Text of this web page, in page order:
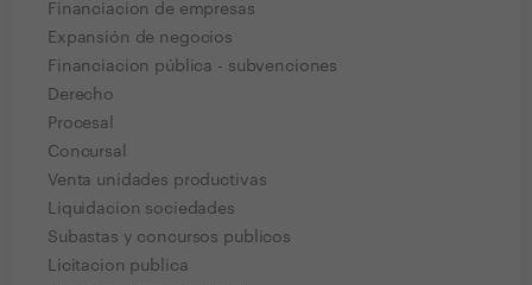
Financiacion de empresas
Expansión de negocios
Financiacion pública - subvenciones
Derecho
Procesal
Concursal
Venta unidades productivas
Liquidacion sociedades
Subastas y concursos publicos
Licitacion publica